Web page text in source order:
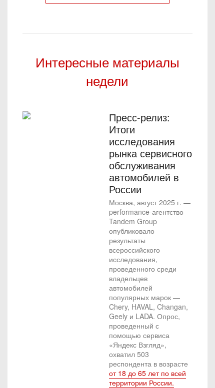
Интересные материалы
недели
Пресс-релиз:
Итоги
исследования
рынка сервисного
обслуживания
автомобилей в
России
Москва, август 2025 г. —
performance-агентство
Tandem Group
опубликовало
результаты
всероссийского
исследования,
проведенного среди
владельцев
автомобилей
популярных марок —
Chery, HAVAL, Changan,
Geely и LADA. Опрос,
проведенный с
помощью сервиса
«Яндекс Взгляд»,
охватил 503
респондента в возрасте
от 18 до 65 лет по всей
территории России.